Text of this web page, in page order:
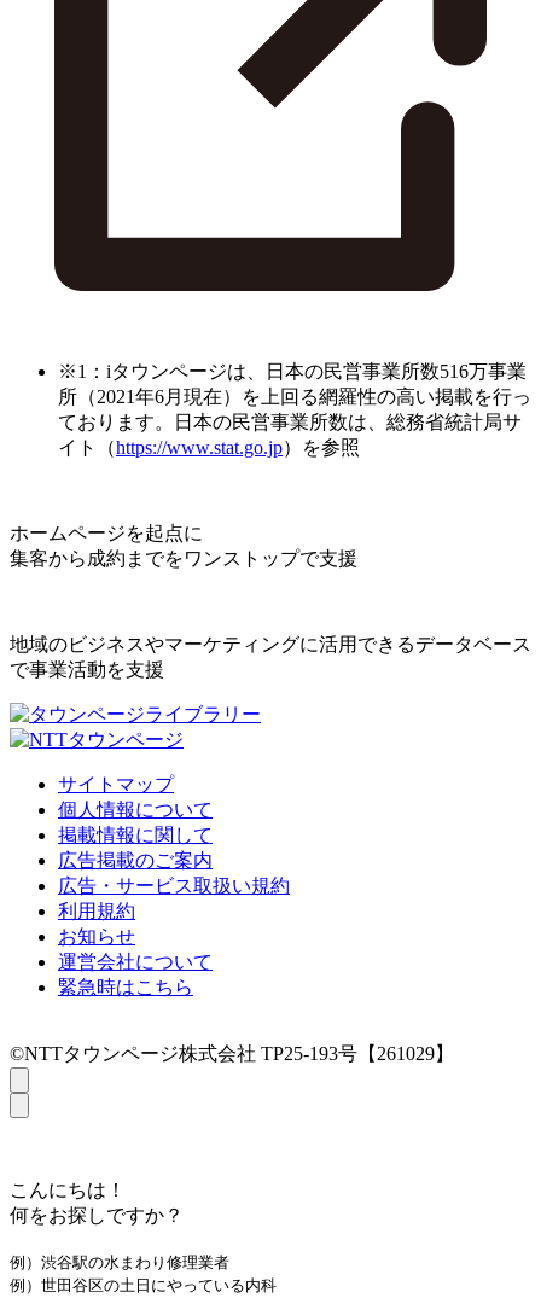
※1：iタウンページは、日本の民営事業所数516万事業
所（2021年6月現在）を上回る網羅性の高い掲載を行っ
ております。日本の民営事業所数は、総務省統計局サ
イト（https://www.stat.go.jp）を参照
ホームページを起点に
集客から成約までをワンストップで支援
地域のビジネスやマーケティングに活用できるデータベース
で事業活動を支援
サイトマップ
個人情報について
掲載情報に関して
広告掲載のご案内
広告・サービス取扱い規約
利用規約
お知らせ
運営会社について
緊急時はこちら
©NTTタウンページ株式会社 TP25-193号【261029】
こんにちは！
何をお探しですか？
例）渋谷駅の水まわり修理業者
例）世田谷区の土日にやっている内科